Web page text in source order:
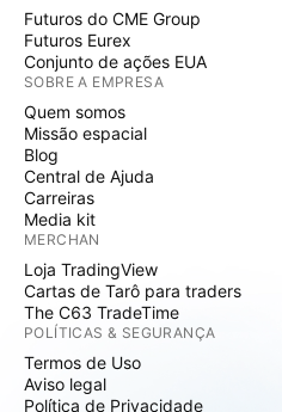
Futuros do CME Group
Futuros Eurex
Conjunto de ações EUA
SOBRE A EMPRESA
Quem somos
Missão espacial
Blog
Central de Ajuda
Carreiras
Media kit
MERCHAN
Loja TradingView
Cartas de Tarô para traders
The C63 TradeTime
POLÍTICAS & SEGURANÇA
Termos de Uso
Aviso legal
Política de Privacidade